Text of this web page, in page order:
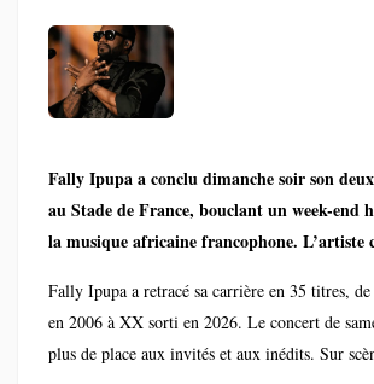
Fally Ipupa a conclu dimanche soir son
au Stade de France, bouclant un week-end
la musique africaine francophone. L’artiste
l’enceinte de 80 000 places.
Les 2 et 3 mai 2026, plus de 160 000
ont assisté aux shows célébrant les 20 ans de
Fally Ipupa a retracé sa carrière en 35 titres,
en 2006 à XX sorti en 2026. Le concert de
plus de place aux invités et aux inédits. Sur